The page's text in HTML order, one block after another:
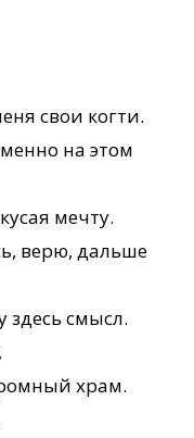
свои когти.
на этом
мечту.
верю, дальше
смысл.
храм.